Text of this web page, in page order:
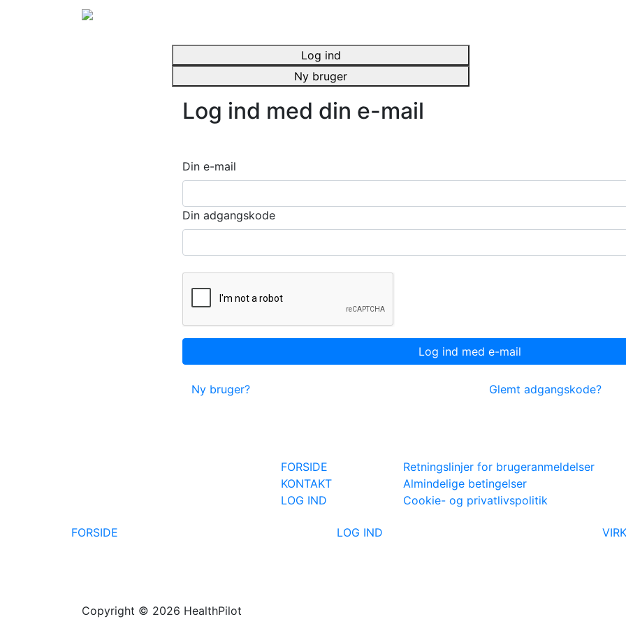
Log ind
Ny bruger
Log ind med din e-mail
Din e-mail
Din adgangskode
Ny bruger? Glemt adgangskode?
FORSIDE
KONTAKT
LOG IND
Retningslinjer for brugeranmeldelser
Almindelige betingelser
Cookie- og privatlivspolitik
FORSIDE
LOG IND
Copyright © 2026 HealthPilot